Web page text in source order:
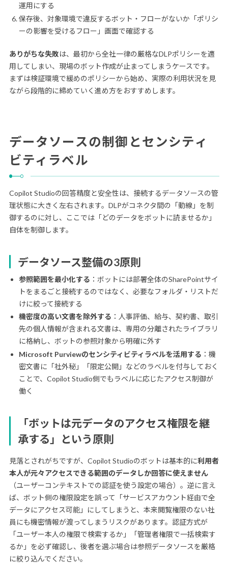
運用にする
保存後、対象環境で違反するボット・フローがないか「ポリシ
ーの影響を受けるフロー」画面で確認する
ありがちな失敗は、最初から全社一律の厳格なDLPポリシーを適
用してしまい、現場のボット作成が止まってしまうケースです。
まずは検証環境で緩めのポリシーから始め、実際の利用状況を見
ながら段階的に締めていく進め方をおすすめします。
データソースの制御とセンシティ
ビティラベル
Copilot Studioの回答精度と安全性は、接続するデータソースの管
理状態に大きく左右されます。DLPがコネクタ間の「動線」を制
御するのに対し、ここでは「どのデータをボットに読ませるか」
自体を制御します。
データソース整備の3原則
参照範囲を最小化する ：ボットには部署全体のSharePointサイ
トをまるごと接続するのではなく、必要なフォルダ・リストだ
けに絞って接続する
機密度の高い文書を除外する ：人事評価、給与、契約書、取引
先の個人情報が含まれる文書は、専用の分離されたライブラリ
に格納し、ボットの参照対象から明確に外す
Microsoft Purviewのセンシティビティラベルを活用する ：機
密文書に「社外秘」「限定公開」などのラベルを付与しておく
ことで、Copilot Studio側でもラベルに応じたアクセス制御が
働く
「ボットは元データのアクセス権限を継
承する」という原則
見落とされがちですが、Copilot Studioのボットは基本的に利用者
本人が元々アクセスできる範囲のデータしか回答に使えません
（ユーザーコンテキストでの認証を使う設定の場合）。逆に言え
ば、ボット側の権限設定を誤って「サービスアカウント経由で全
データにアクセス可能」にしてしまうと、本来閲覧権限のない社
員にも機密情報が渡ってしまうリスクがあります。認証方式が
「ユーザー本人の権限で検索するか」「管理者権限で一括検索す
るか」を必ず確認し、後者を選ぶ場合は参照データソースを厳格
に絞り込んでください。